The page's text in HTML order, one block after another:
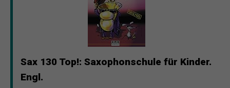
Sax 130 Top!: Saxophonschule für Kinder.
Engl.